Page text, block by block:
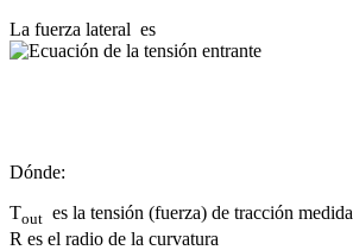
La fuerza lateral es
Dónde:
Tout es la tensión (fuerza) de tracción medida
R es el radio de la curvatura